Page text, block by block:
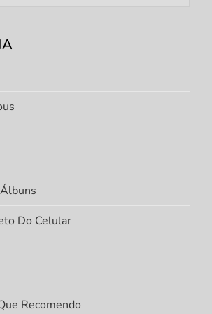
Do Celular
Recomendo